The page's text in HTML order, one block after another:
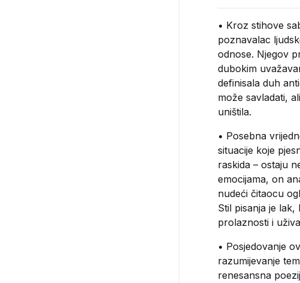
• Kroz stihove
poznavalac
odnose. Njegov
dubokim
definisala duh
može savladati,
uništila.
• Posebna
situacije koje
raskida – ostaju
emocijama, on
nudeći čitaocu
Stil pisanja je
prolaznosti i
• Posjedovanje
razumijevanje
renesansna